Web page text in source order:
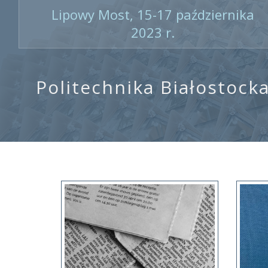
Lipowy Most, 15-17 października
2023 r.
Politechnika